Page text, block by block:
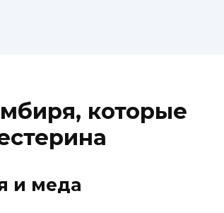
которые
и меда